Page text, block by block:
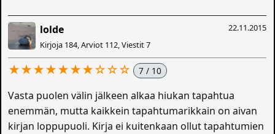
22.11.2015
lolde
Kirjoja 184, Arviot 112, Viestit 7
★★★★★★★☆☆☆ 7 / 10
Vasta puolen välin jälkeen alkaa hiukan tapahtua
enemmän, mutta kaikkein tapahtumarikkain on aivan
kirjan loppupuoli. Kirja ei kuitenkaan ollut tapahtumien